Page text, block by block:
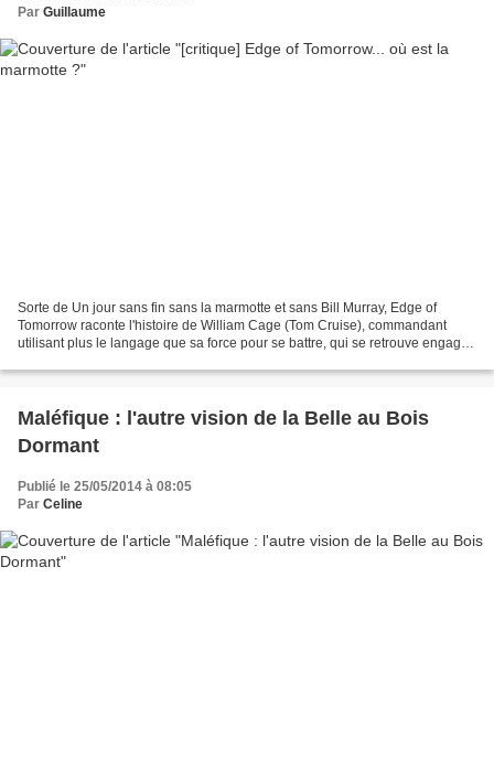
Par Guillaume
Sorte de Un jour sans fin sans la marmotte et sans Bill Murray, Edge of
Tomorrow raconte l'histoire de William Cage (Tom Cruise), commandant
utilisant plus le langage que sa force pour se battre, qui se retrouve engagé
Maléfique : l'autre vision de la Belle au Bois
Dormant
Publié le 25/05/2014 à 08:05
Par Celine